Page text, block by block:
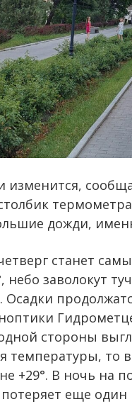
изменится,
дожди,
станет
небо заволокут
стороны
температуры, то
+29°. В ночь на
еще один